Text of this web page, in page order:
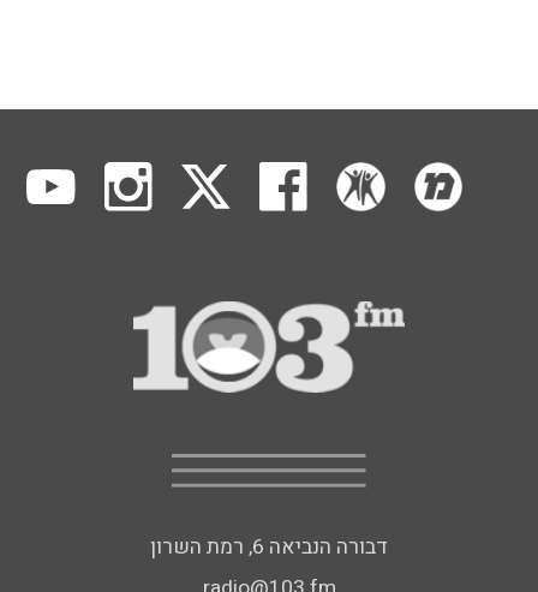
דבורה הנביאה 6, רמת השרון